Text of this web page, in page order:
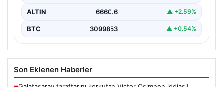
ALTIN 6660.6 ▲ +2.59%
BTC 3099853 ▲ +0.54%
Son Eklenen Haberler